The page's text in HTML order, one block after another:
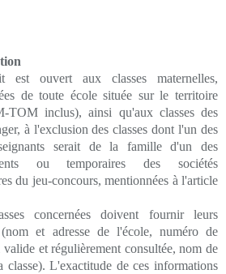
est ouvert aux classes maternelles,
de toute école située sur le territoire
TOM inclus), ainsi qu'aux classes des
à l'exclusion des classes dont l'un des
serait de la famille d'un des
ou temporaires des sociétés
du jeu-concours, mentionnées à l'article
concernées doivent fournir leurs
(nom et adresse de l'école, numéro de
valide et régulièrement consultée, nom de
classe). L'exactitude de ces informations